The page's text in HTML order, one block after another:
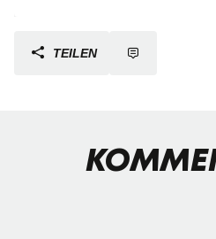
TEILEN